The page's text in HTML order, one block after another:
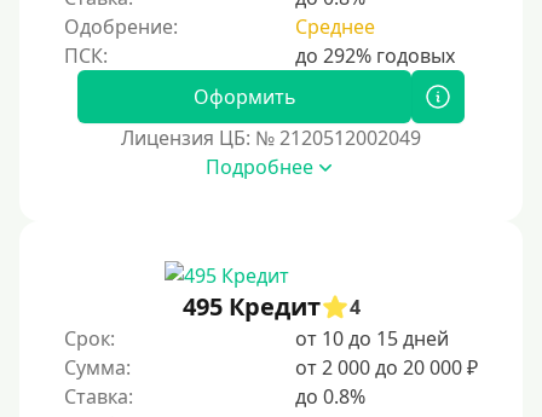
Без номера телефона
На телефон
Бесплатно и без обязательной подписки
Без звонков и проверок
Онлайн круглосуточно
На карту круглосуточно
Деньги в долг
В долг на карту
Одобрение:
Среднее
Оформить
Лицензия ЦБ: № 2120512002049
Подробнее
495 Кредит
4
Срок:
от 10 до 15 дней
Сумма:
от 2 000 до 20 000 ₽
Ставка:
до 0.8%